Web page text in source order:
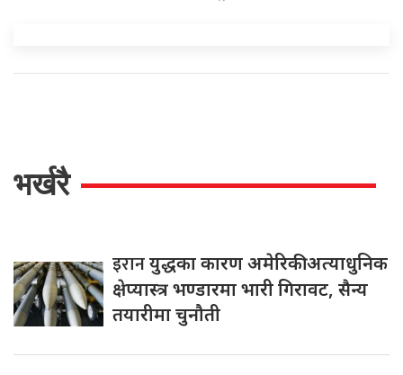
भर्खरै
इरानयुद्धका कारण अमेरिकी अत्याधुनिक
क्षेप्यास्त्र भण्डारमा भारी गिरावट, सैन्य
तयारीमा चुनौती